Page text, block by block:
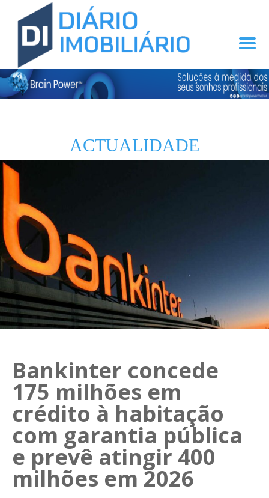
ACTUALIDADE
Bankinter concede
175 milhões em
crédito à habitação
com garantia pública
e prevê atingir 400
milhões em 2026